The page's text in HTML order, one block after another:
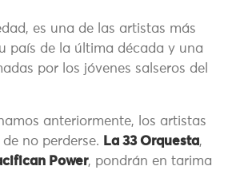
es una de las artistas más
país de la última década y una
por los jóvenes salseros del
anteriormente, los artistas
no perderse. La 33 Orquesta,
Power, pondrán en tarima